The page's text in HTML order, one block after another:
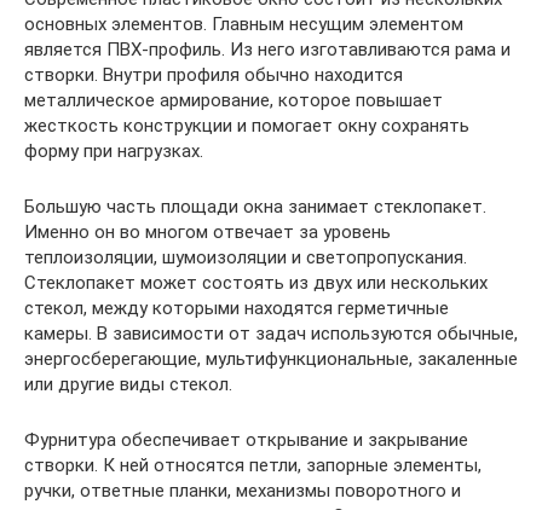
основных элементов. Главным несущим элементом
является ПВХ-профиль. Из него изготавливаются рама и
створки. Внутри профиля обычно находится
металлическое армирование, которое повышает
жесткость конструкции и помогает окну сохранять
форму при нагрузках.
Большую часть площади окна занимает стеклопакет.
Именно он во многом отвечает за уровень
теплоизоляции, шумоизоляции и светопропускания.
Стеклопакет может состоять из двух или нескольких
стекол, между которыми находятся герметичные
камеры. В зависимости от задач используются обычные,
энергосберегающие, мультифункциональные, закаленные
или другие виды стекол.
Фурнитура обеспечивает открывание и закрывание
створки. К ней относятся петли, запорные элементы,
ручки, ответные планки, механизмы поворотного и